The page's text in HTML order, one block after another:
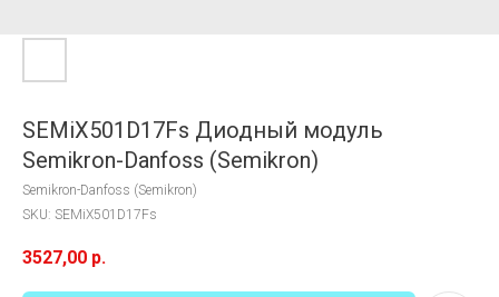
SEMiX501D17Fs Диодный модуль
Semikron-Danfoss (Semikron)
Semikron-Danfoss (Semikron)
SKU: SEMiX501D17Fs
3527,00 р.